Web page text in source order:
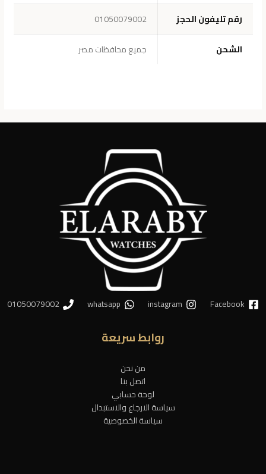
رقم تليفون الحجز
01050079002
الشحن
جميع محافظات مصر
Facebook
instagram
whatsapp
01050079002
روابط سريعة
من نحن
اتصل بنا
لوحة حسابي
سياسة الارجاع والاستبدال
سياسة الخصوصية